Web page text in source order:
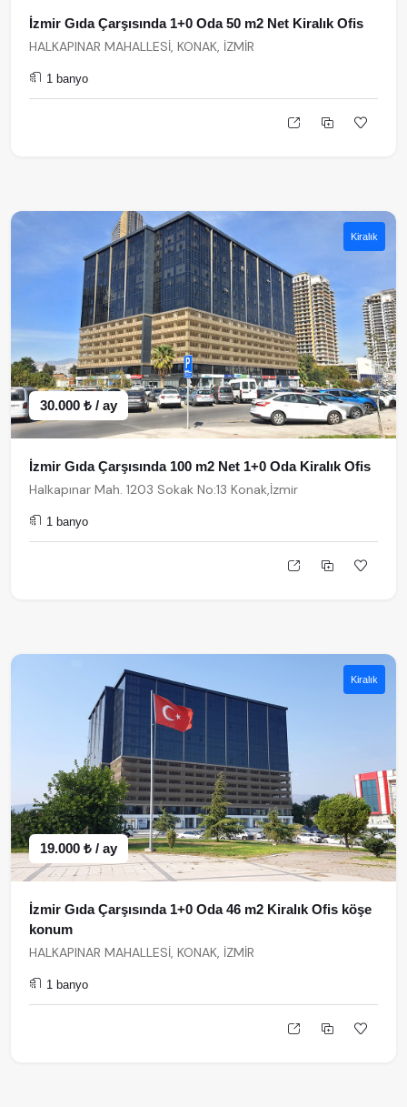
İzmir Gıda Çarşısında 1+0 Oda 50 m2 Net Kiralık Ofis
HALKAPINAR MAHALLESİ, KONAK, İZMİR
1 banyo
Kiralık
30.000 ₺ / ay
İzmir Gıda Çarşısında 100 m2 Net 1+0 Oda Kiralık Ofis
Halkapınar Mah. 1203 Sokak No:13 Konak,İzmir
1 banyo
Kiralık
19.000 ₺ / ay
İzmir Gıda Çarşısında 1+0 Oda 46 m2 Kiralık Ofis köşe
konum
HALKAPINAR MAHALLESİ, KONAK, İZMİR
1 banyo